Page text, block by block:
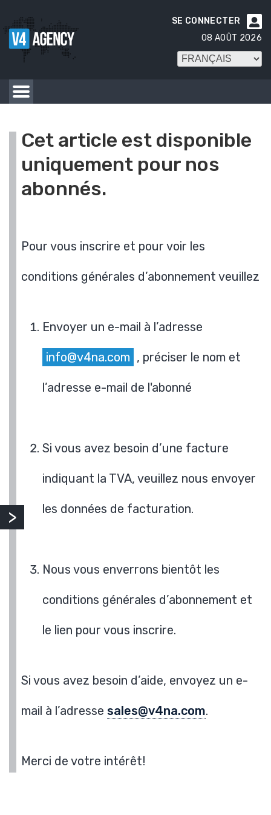

SE CONNECTER
08 AOÛT 2026
Cet article est disponible
uniquement pour nos
abonnés.
Pour vous inscrire et pour voir les
conditions générales d’abonnement veuillez
Envoyer un e-mail à l’adresse
info@v4na.com , préciser le nom et
l’adresse e-mail de l'abonné
Si vous avez besoin d’une facture
indiquant la TVA, veuillez nous envoyer
les données de facturation.
Nous vous enverrons bientôt les
conditions générales d’abonnement et
le lien pour vous inscrire.
Si vous avez besoin d’aide, envoyez un e-
mail à l’adresse sales@v4na.com.
Merci de votre intérêt!